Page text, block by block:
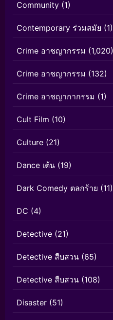
Community (1)
Contemporary ร่วมสมัย (1)
Crime อาชญากรรม (1,020)
Crime อาชญากรรม (132)
Crime อาชญากากรรม (1)
Cult Film (10)
Culture (21)
Dance เต้น (19)
Dark Comedy ตลกร้าย (11)
DC (4)
Detective (21)
Detective สืบสวน (65)
Detective สืบสวน (108)
Disaster (51)